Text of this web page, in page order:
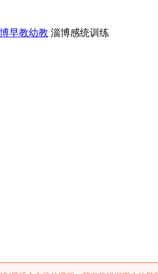
早教幼教 淄博感统训练